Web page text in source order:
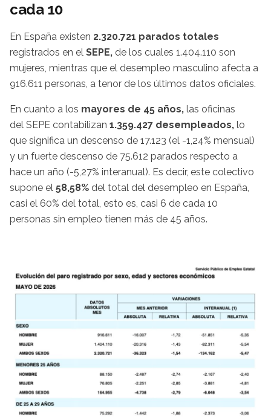
cada 10
En España existen 2.320.721 parados totales
registrados en el SEPE, de los cuales 1.404.110 son
mujeres, mientras que el desempleo masculino afecta a
916.611 personas, a tenor de los últimos datos oficiales.
En cuanto a los mayores de 45 años, las oficinas
del SEPE contabilizan 1.359.427 desempleados, lo
que significa un descenso de 17.123 (el -1,24% mensual)
y un fuerte descenso de 75.612 parados respecto a
hace un año (-5,27% interanual). Es decir, este colectivo
supone el 58,58% del total del desempleo en España,
casi el 60% del total, esto es, casi 6 de cada 10
personas sin empleo tienen más de 45 años.